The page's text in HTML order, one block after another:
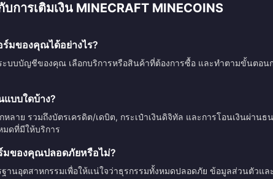
การเติมเงิน MINECRAFT MINECOINS
มของคุณได้อย่างไร?
ะบบบัญชีของคุณ เลือกบริการหรือสินค้าที่ต้องการซื้อ และทำตามขั้นตอน
บบใดบ้าง?
หลาย รวมถึงบัตรเครดิต/เดบิต, กระเป๋าเงินดิจิทัล และการโอนเงินผ่า
มดที่มีให้บริการ
มของคุณปลอดภัยหรือไม่?
ฐานอุตสาหกรรมเพื่อให้แน่ใจว่าธุรกรรมทั้งหมดปลอดภัย ข้อมูลส่วนตัวแ